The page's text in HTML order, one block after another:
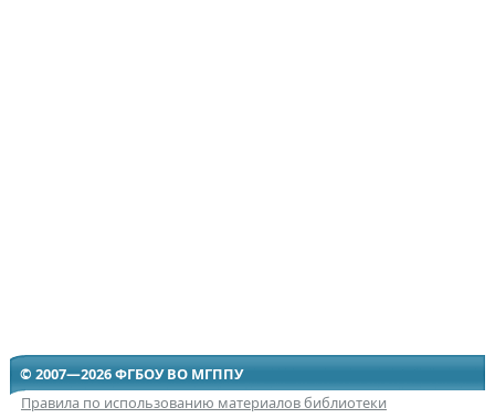
© 2007—2026 ФГБОУ ВО МГППУ
Правила по использованию материалов библиотеки